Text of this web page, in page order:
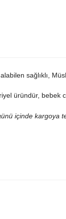
sağlıklı,
üründür, bebek
içinde kargoya